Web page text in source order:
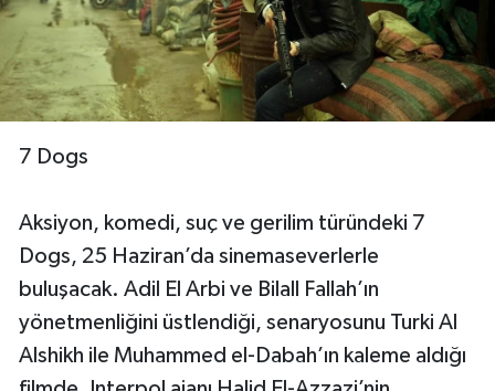
7 Dogs
Aksiyon, komedi, suç ve gerilim türündeki 7
Dogs, 25 Haziran’da sinemaseverlerle
buluşacak. Adil El Arbi ve Bilall Fallah’ın
yönetmenliğini üstlendiği, senaryosunu Turki Al
Alshikh ile Muhammed el-Dabah’ın kaleme aldığı